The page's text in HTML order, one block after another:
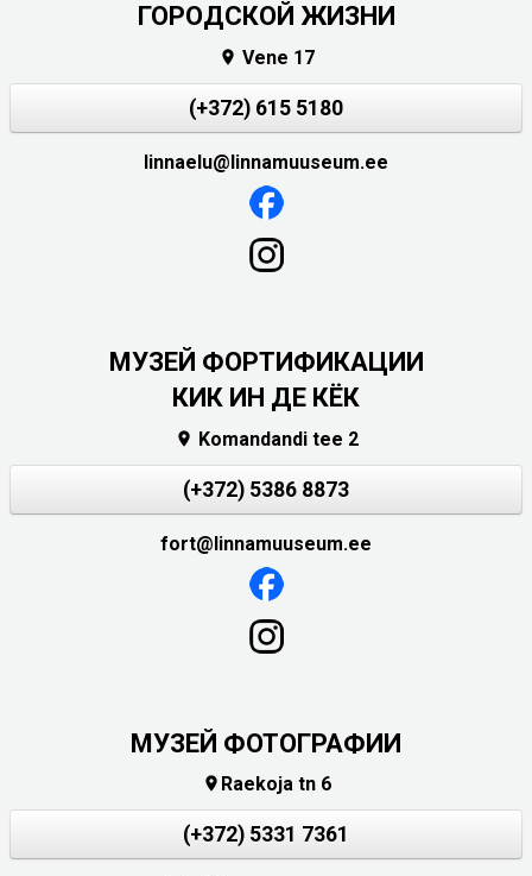
ГОРОДСКОЙ ЖИЗНИ
 Vene 17
(+372) 615 5180
linnaelu@linnamuuseum.ee
МУЗЕЙ ФОРТИФИКАЦИИ
КИК ИН ДЕ КЁК
 Komandandi tee 2
(+372) 5386 8873
fort@linnamuuseum.ee
МУЗЕЙ ФОТОГРАФИИ
 Raekoja tn 6
(+372) 5331 7361